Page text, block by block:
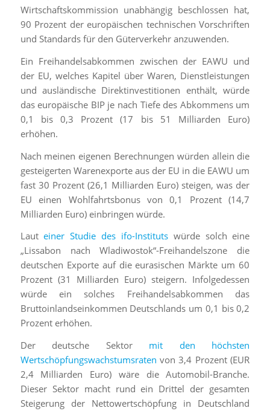
Wirtschaftskommission unabhängig beschlossen hat,
90 Prozent der europäischen technischen Vorschriften
und Standards für den Güterverkehr anzuwenden.
Ein Freihandelsabkommen zwischen der EAWU und
der EU, welches Kapitel über Waren, Dienstleistungen
und ausländische Direktinvestitionen enthält, würde
das europäische BIP je nach Tiefe des Abkommens um
0,1 bis 0,3 Prozent (17 bis 51 Milliarden Euro)
erhöhen.
Nach meinen eigenen Berechnungen würden allein die
gesteigerten Warenexporte aus der EU in die EAWU um
fast 30 Prozent (26,1 Milliarden Euro) steigen, was der
EU einen Wohlfahrtsbonus von 0,1 Prozent (14,7
Milliarden Euro) einbringen würde.
Lauteiner Studie des ifo-Institutswürde solch eine
„Lissabon nach Wladiwostok“-Freihandelszone die
deutschen Exporte auf die eurasischen Märkte um 60
Prozent (31 Milliarden Euro) steigern. Infolgedessen
würde ein solches Freihandelsabkommen das
Bruttoinlandseinkommen Deutschlands um 0,1 bis 0,2
Prozent erhöhen.
Der deutsche Sektor mit den höchsten
Wertschöpfungswachstumsraten von 3,4 Prozent (EUR
2,4 Milliarden Euro) wäre die Automobil-Branche.
Dieser Sektor macht rund ein Drittel der gesamten
Steigerung der Nettowertschöpfung in Deutschland